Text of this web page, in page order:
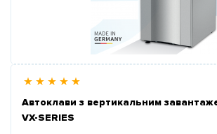
Автоклави з вертикальним
VX-SERIES